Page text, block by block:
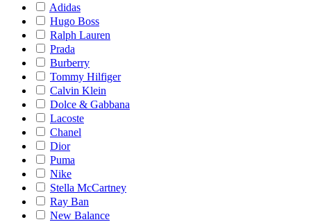
Adidas
Hugo Boss
Ralph Lauren
Prada
Burberry
Tommy Hilfiger
Calvin Klein
Dolce & Gabbana
Lacoste
Chanel
Dior
Puma
Nike
Stella McCartney
Ray Ban
New Balance